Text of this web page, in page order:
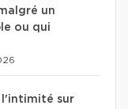
un
ou qui
l'intimité sur